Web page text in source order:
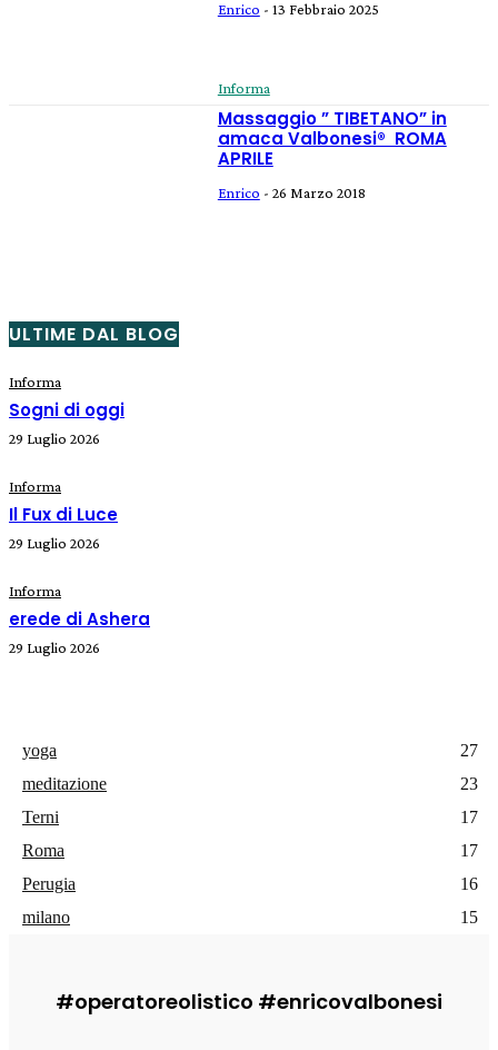
Enrico - 13 Febbraio 2025
Informa
Massaggio ” TIBETANO” in
amaca Valbonesi® ROMA
APRILE
Enrico - 26 Marzo 2018
ULTIME DAL BLOG
Informa
Sogni di oggi
29 Luglio 2026
Informa
Il Fux di Luce
29 Luglio 2026
Informa
erede di Ashera
29 Luglio 2026
yoga
27
meditazione
23
Terni
17
Roma
17
Perugia
16
milano
15
#operatoreolistico #enricovalbonesi